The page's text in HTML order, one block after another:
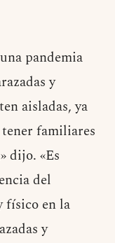
pandemia
y
aisladas, ya
familiares
dijo. «Es
del
físico en la
y